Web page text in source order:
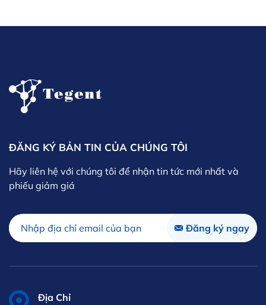
ĐĂNG KÝ BẢN TIN CỦA CHÚNG TÔI
Hãy liên hệ với chúng tôi để nhận tin tức mới nhất và
phiếu giảm giá
Địa Chỉ